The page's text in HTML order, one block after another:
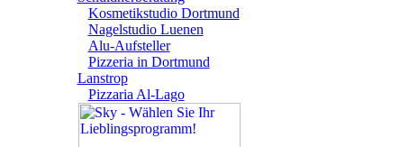
Kosmetikstudio Dortmund
Nagelstudio Luenen
Alu-Aufsteller
Pizzeria in Dortmund
Lanstrop
Pizzaria Al-Lago